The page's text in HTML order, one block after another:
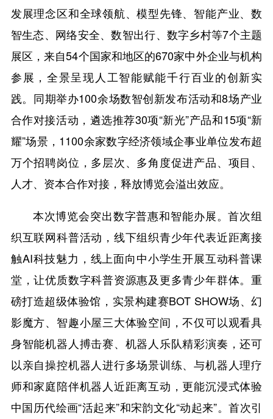
发展理念区和全球领航、模型先锋、智能产业、数
智生态、网络安全、数智出行、数字乡村等7个主题
展区，来自54个国家和地区的670家中外企业与机构
参展，全景呈现人工智能赋能千行百业的创新实
践。同期举办100余场数智创新发布活动和8场产业
合作对接活动，遴选推荐30项“新光”产品和15项“新
耀”场景，1100余家数字经济领域企事业单位发布超
万个招聘岗位，多层次、多角度促进产品、项目、
人才、资本合作对接，释放博览会溢出效应。
本次博览会突出数字普惠和智能办展。首次组
织互联网科普活动，线下组织青少年代表近距离接
触AI科技魅力，线上面向中小学生开展互动科普课
堂，让优质数字科普资源惠及更多青少年群体。重
磅打造超级体验馆，实景构建赛BOT SHOW场、幻
影魔方、智趣小屋三大体验空间，不仅可以观看具
身智能机器人搏击赛、机器人乐队精彩演奏，还可
以亲自操控机器人进行多场景训练、与机器人理疗
师和家庭陪伴机器人近距离互动，更能沉浸式体验
中国历代绘画“活起来”和宋韵文化“动起来”。首次引